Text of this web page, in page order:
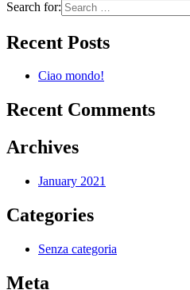
Search for:
Recent Posts
Ciao mondo!
Recent Comments
Archives
January 2021
Categories
Senza categoria
Meta